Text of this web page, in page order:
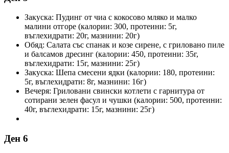
Закуска: Пудинг от чиа с кокосово мляко и малко
малини отгоре (калории: 300, протеини: 5г,
въглехидрати: 20г, мазнини: 20г)
Обяд: Салата със спанак и козе сирене, с гриловано пиле
и балсамов дресинг (калории: 450, протеини: 35г,
въглехидрати: 15г, мазнини: 25г)
Закуска: Шепа смесени ядки (калории: 180, протеини:
5г, въглехидрати: 8г, мазнини: 16г)
Вечеря: Гриловани свински котлети с гарнитура от
сотирани зелен фасул и чушки (калории: 500, протеини:
40г, въглехидрати: 15г, мазнини: 25г)
Ден 6